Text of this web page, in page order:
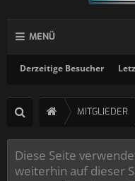
MENÜ
Derzeitige Besucher
MITGLIEDER
Diese Seite
weiterhin auf dieser